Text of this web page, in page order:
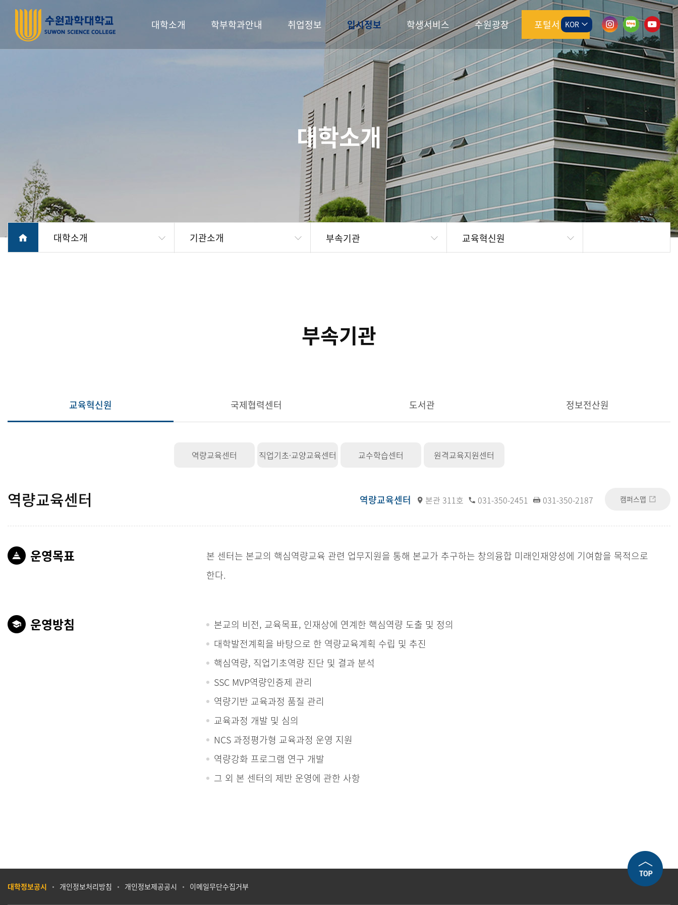
대학소개 학부학과안내 취업정보 입시정보 학생서비스 수원광장 포털서비스
KOR
대학소개
대학소개 기관소개 부속기관 교육혁신원
부속기관
교육혁신원 국제협력센터 도서관 정보전산원
역량교육센터 직업기초·교양교육센터 교수학습센터 원격교육지원센터
역량교육센터 역량교육센터 본관 311호 031-350-2451 031-350-2187 캠퍼스맵
운영목표
본 센터는 본교의 핵심역량교육 관련 업무지원을 통해 본교가 추구하는 창의융합 미래인재양성에 기여함을 목적으로
한다.
운영방침
본교의 비전, 교육목표, 인재상에 연계한 핵심역량 도출 및 정의
대학발전계획을 바탕으로 한 역량교육계획 수립 및 추진
핵심역량, 직업기초역량 진단 및 결과 분석
SSC MVP역량인증제 관리
역량기반 교육과정 품질 관리
교육과정 개발 및 심의
NCS 과정평가형 교육과정 운영 지원
역량강화 프로그램 연구 개발
그 외 본 센터의 제반 운영에 관한 사항
대학정보공시 개인정보처리방침 개인정보제공공시 이메일무단수집거부